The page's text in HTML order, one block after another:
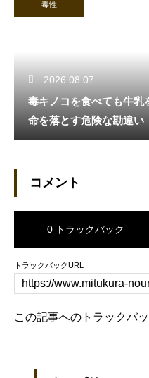
毒性
2026.08.07
毒キノコを食べても牛乳
命を落とす危険な勘違い
コメント
0 トラックバック
トラックバックURL
この記事へのトラックバ